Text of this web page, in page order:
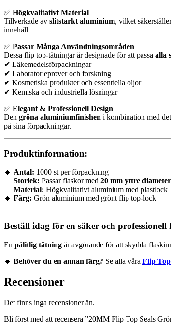
✅ Högkvalitativt Material
Tillverkade av slitstarkt aluminium, vilket
innehåll.
✅ Passar Många Användningsområden
Dessa flip top-tätningar är designade för att passa alla
✔ Läkemedelsförpackningar
✔ Laboratorieprover och forskning
✔ Kosmetiska produkter och essentiella oljor
✔ Kemiska och industriella lösningar
✅ Elegant & Professionell Design
Den gröna aluminiumfinishen i kombination med det
på sina förpackningar.
Produktinformation:
🔹 Antal: 1000 st per förpackning
🔹 Storlek: Passar flaskor med 20 mm yttre diameter
🔹 Material: Högkvalitativt aluminium med plastlock
🔹 Färg: Grön aluminium med grönt flip top-lock
Beställ idag för en säker och professionell
En pålitlig tätning är avgörande för att skydda
🔹 Behöver du en annan färg? Se alla våra Flip
Recensioner
Det finns inga recensioner än.
Bli först med att recensera ”20MM Flip Top Seals